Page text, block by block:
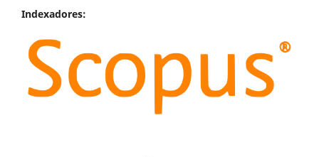
Indexadores: